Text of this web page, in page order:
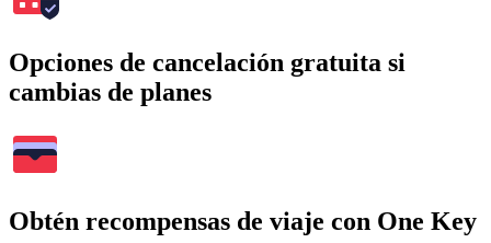
Opciones de cancelación gratuita si
cambias de planes
Obtén recompensas de viaje con One Key